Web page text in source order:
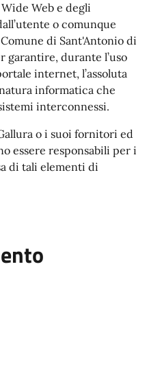
Web e degli
o comunque
di Sant'Antonio di
garantire, durante l’uso
internet, l’assoluta
informatica che
interconnessi.
o i suoi fornitori ed
essere responsabili per i
di tali elementi di